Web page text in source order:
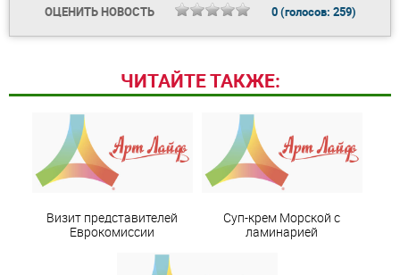
ОЦЕНИТЬ НОВОСТЬ 0(голосов: 259)
ЧИТАЙТЕ ТАКЖЕ:
Визит представителей
Еврокомиссии
Суп-крем Морской с
ламинарией